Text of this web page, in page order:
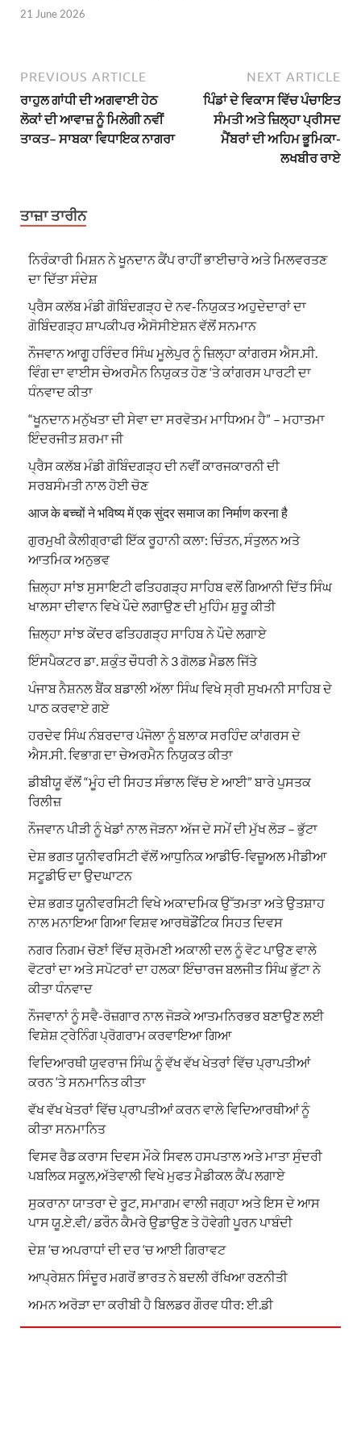
21 June 2026
PREVIOUS ARTICLE
ਰਾਹੁਲ ਗਾਂਧੀ ਦੀ ਅਗਵਾਈ ਹੇਠ
ਲੋਕਾਂ ਦੀ ਆਵਾਜ਼ ਨੂੰ ਮਿਲੇਗੀ ਨਵੀਂ
ਤਾਕਤ– ਸਾਬਕਾ ਵਿਧਾਇਕ ਨਾਗਰਾ
NEXT ARTICLE
ਪਿੰਡਾਂ ਦੇ ਵਿਕਾਸ ਵਿੱਚ ਪੰਚਾਇਤ
ਸੰਮਤੀ ਅਤੇ ਜ਼ਿਲ੍ਹਾ ਪ੍ਰੀਸਦ
ਮੈਂਬਰਾਂ ਦੀ ਅਹਿਮ ਭੂਮਿਕਾ-
ਲਖਬੀਰ ਰਾਏ
ਤਾਜ਼ਾ ਤਾਰੀਨ
ਨਿਰੰਕਾਰੀ ਮਿਸ਼ਨ ਨੇ ਖੂਨਦਾਨ ਕੈਂਪ ਰਾਹੀਂ ਭਾਈਚਾਰੇ ਅਤੇ ਮਿਲਵਰਤਣ
ਦਾ ਦਿੱਤਾ ਸੰਦੇਸ਼
ਪ੍ਰੈਸ ਕਲੱਬ ਮੰਡੀ ਗੋਬਿੰਦਗੜ੍ਹ ਦੇ ਨਵ-ਨਿਯੁਕਤ ਅਹੁਦੇਦਾਰਾਂ ਦਾ
ਗੋਬਿੰਦਗੜ੍ਹ ਸ਼ਾਪਕੀਪਰ ਐਸੋਸੀਏਸ਼ਨ ਵੱਲੋਂ ਸਨਮਾਨ
ਨੌਜਵਾਨ ਆਗੂ ਹਰਿੰਦਰ ਸਿੰਘ ਮੂਲੇਪੁਰ ਨੂੰ ਜ਼ਿਲ੍ਹਾ ਕਾਂਗਰਸ ਐਸ.ਸੀ.
ਵਿੰਗ ਦਾ ਵਾਈਸ ਚੇਅਰਮੈਨ ਨਿਯੁਕਤ ਹੋਣ ‘ਤੇ ਕਾਂਗਰਸ ਪਾਰਟੀ ਦਾ
ਧੰਨਵਾਦ ਕੀਤਾ
“ਖੂਨਦਾਨ ਮਨੁੱਖਤਾ ਦੀ ਸੇਵਾ ਦਾ ਸਰਵੋਤਮ ਮਾਧਿਅਮ ਹੈ” – ਮਹਾਤਮਾ
ਇੰਦਰਜੀਤ ਸ਼ਰਮਾ ਜੀ
ਪ੍ਰੈਸ ਕਲੱਬ ਮੰਡੀ ਗੋਬਿੰਦਗੜ੍ਹ ਦੀ ਨਵੀਂ ਕਾਰਜਕਾਰਨੀ ਦੀ
ਸਰਬਸੰਮਤੀ ਨਾਲ ਹੋਈ ਚੋਣ
आज के बच्चों ने भविष्य में एक सुंदर समाज का निर्माण करना है
ਗੁਰਮੁਖੀ ਕੈਲੀਗ੍ਰਾਫੀ ਇੱਕ ਰੂਹਾਨੀ ਕਲਾ: ਚਿੰਤਨ, ਸੰਤੁਲਨ ਅਤੇ
ਆਤਮਿਕ ਅਨੁਭਵ
ਜ਼ਿਲ੍ਹਾ ਸਾਂਝ ਸੁਸਾਇਟੀ ਫਤਿਹਗੜ੍ਹ ਸਾਹਿਬ ਵਲੋਂ ਗਿਆਨੀ ਦਿੱਤ ਸਿੰਘ
ਖਾਲਸਾ ਦੀਵਾਨ ਵਿਖੇ ਪੌਦੇ ਲਗਾਉਣ ਦੀ ਮੁਹਿੰਮ ਸ਼ੁਰੂ ਕੀਤੀ
ਜ਼ਿਲ੍ਹਾ ਸਾਂਝ ਕੇਂਦਰ ਫਤਿਹਗੜ੍ਹ ਸਾਹਿਬ ਨੇ ਪੌਦੇ ਲਗਾਏ
ਇੰਸਪੈਕਟਰ ਡਾ. ਸ਼ਕੁੰਤ ਚੌਧਰੀ ਨੇ 3 ਗੋਲਡ ਮੈਡਲ ਜਿੱਤੇ
ਪੰਜਾਬ ਨੈਸ਼ਨਲ ਬੈਂਕ ਬਡਾਲੀ ਅੱਲਾ ਸਿੰਘ ਵਿਖੇ ਸ੍ਰੀ ਸੁਖਮਨੀ ਸਾਹਿਬ ਦੇ
ਪਾਠ ਕਰਵਾਏ ਗਏ
ਹਰਦੇਵ ਸਿੰਘ ਨੰਬਰਦਾਰ ਪੰਜੋਲਾ ਨੂੰ ਬਲਾਕ ਸਰਹਿੰਦ ਕਾਂਗਰਸ ਦੇ
ਐਸ.ਸੀ. ਵਿਭਾਗ ਦਾ ਚੇਅਰਮੈਨ ਨਿਯੁਕਤ ਕੀਤਾ
ਡੀਬੀਯੂ ਵੱਲੋਂ “ਮੂੰਹ ਦੀ ਸਿਹਤ ਸੰਭਾਲ ਵਿੱਚ ਏ ਆਈ” ਬਾਰੇ ਪੁਸਤਕ
ਰਿਲੀਜ਼
ਨੌਜਵਾਨ ਪੀੜੀ ਨੂੰ ਖੇਡਾਂ ਨਾਲ ਜੋੜਨਾ ਅੱਜ ਦੇ ਸਮੇਂ ਦੀ ਮੁੱਖ ਲੋੜ – ਭੁੱਟਾ
ਦੇਸ਼ ਭਗਤ ਯੂਨੀਵਰਸਿਟੀ ਵੱਲੋਂ ਆਧੁਨਿਕ ਆਡੀਓ-ਵਿਜ਼ੂਅਲ ਮੀਡੀਆ
ਸਟੂਡੀਓ ਦਾ ਉਦਘਾਟਨ
ਦੇਸ਼ ਭਗਤ ਯੂਨੀਵਰਸਿਟੀ ਵਿਖੇ ਅਕਾਦਮਿਕ ਉੱਤਮਤਾ ਅਤੇ ਉਤਸ਼ਾਹ
ਨਾਲ ਮਨਾਇਆ ਗਿਆ ਵਿਸ਼ਵ ਆਰਥੋਡੌਂਟਿਕ ਸਿਹਤ ਦਿਵਸ
ਨਗਰ ਨਿਗਮ ਚੋਣਾਂ ਵਿੱਚ ਸ਼੍ਰੋਮਣੀ ਅਕਾਲੀ ਦਲ ਨੂੰ ਵੋਟ ਪਾਉਣ ਵਾਲੇ
ਵੋਟਰਾਂ ਦਾ ਅਤੇ ਸਪੋਟਰਾਂ ਦਾ ਹਲਕਾ ਇੰਚਾਰਜ ਬਲਜੀਤ ਸਿੰਘ ਭੁੱਟਾ ਨੇ
ਕੀਤਾ ਧੰਨਵਾਦ
ਨੌਜਵਾਨਾਂ ਨੂੰ ਸਵੈ-ਰੋਜ਼ਗਾਰ ਨਾਲ ਜੋੜਕੇ ਆਤਮਨਿਰਭਰ ਬਣਾਉਣ ਲਈ
ਵਿਸ਼ੇਸ਼ ਟ੍ਰੇਨਿੰਗ ਪ੍ਰੋਗਰਾਮ ਕਰਵਾਇਆ ਗਿਆ
ਵਿਦਿਆਰਥੀ ਯੁਵਰਾਜ ਸਿੰਘ ਨੂੰ ਵੱਖ ਵੱਖ ਖੇਤਰਾਂ ਵਿੱਚ ਪ੍ਰਾਪਤੀਆਂ
ਕਰਨ ‘ਤੇ ਸਨਮਾਨਿਤ ਕੀਤਾ
ਵੱਖ ਵੱਖ ਖੇਤਰਾਂ ਵਿੱਚ ਪ੍ਰਾਪਤੀਆਂ ਕਰਨ ਵਾਲੇ ਵਿਦਿਆਰਥੀਆਂ ਨੂੰ
ਕੀਤਾ ਸਨਮਾਨਿਤ
ਵਿਸਵ ਰੈਡ ਕਰਾਸ ਦਿਵਸ ਮੌਕੇ ਸਿਵਲ ਹਸਪਤਾਲ ਅਤੇ ਮਾਤਾ ਸੁੰਦਰੀ
ਪਬਲਿਕ ਸਕੂਲ,ਅੱਤੇਵਾਲੀ ਵਿਖੇ ਮੁਫਤ ਮੈਡੀਕਲ ਕੈਂਪ ਲਗਾਏ
ਸੁਕਰਾਨਾ ਯਾਤਰਾ ਦੇ ਰੂਟ, ਸਮਾਗਮ ਵਾਲੀ ਜਗ੍ਹਾ ਅਤੇ ਇਸ ਦੇ ਆਸ
ਪਾਸ ਯੂ.ਏ.ਵੀ/ ਡਰੌਨ ਕੈਮਰੇ ਉਡਾਉਣ ਤੇ ਹੋਵੇਗੀ ਪੂਰਨ ਪਾਬੰਦੀ
ਦੇਸ਼ ‘ਚ ਅਪਰਾਧਾਂ ਦੀ ਦਰ ‘ਚ ਆਈ ਗਿਰਾਵਟ
ਆਪ੍ਰੇਸ਼ਨ ਸਿੰਦੂਰ ਮਗਰੋਂ ਭਾਰਤ ਨੇ ਬਦਲੀ ਰੱਖਿਆ ਰਣਨੀਤੀ
ਅਮਨ ਅਰੋੜਾ ਦਾ ਕਰੀਬੀ ਹੈ ਬਿਲਡਰ ਗੌਰਵ ਧੀਰ: ਈ.ਡੀ